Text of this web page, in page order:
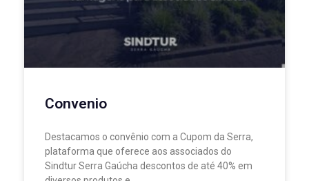
Convenio
Destacamos o convênio com a Cupom da Serra,
plataforma que oferece aos associados do
Sindtur Serra Gaúcha descontos de até 40% em